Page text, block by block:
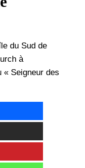
du Sud de
à
« Seigneur des